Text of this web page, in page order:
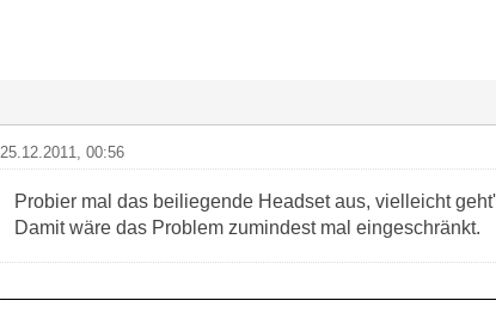
25.12.2011, 00:56
Probier mal das beiliegende Headset aus, vielleicht
Damit wäre das Problem zumindest mal eingeschränkt.